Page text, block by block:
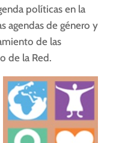
políticas en la
agendas de género y
de las
de la Red.